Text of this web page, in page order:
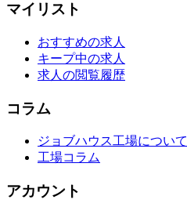
マイリスト
おすすめの求人
キープ中の求人
求人の閲覧履歴
コラム
ジョブハウス工場について
工場コラム
アカウント